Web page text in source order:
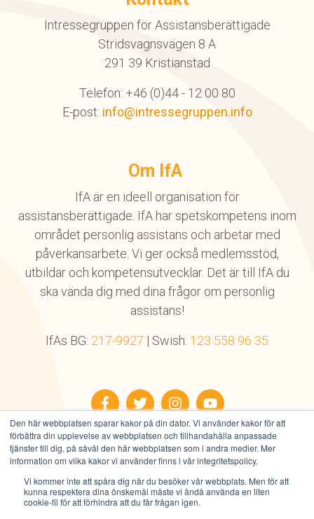
Den här webbplatsen sparar kakor på din dator. Vi använder kakor för att
förbättra din upplevelse av webbplatsen och tillhandahålla anpassade
tjänster till dig, på såväl den här webbplatsen som i andra medier. Mer
information om vilka kakor vi använder finns i vår integritetspolicy.
Vi kommer inte att spåra dig när du besöker vår webbplats. Men för att
kunna respektera dina önskemål måste vi ändå använda en liten
cookie-fil för att förhindra att du får frågan igen.
Intressegruppen för Assistansberättigade
Stridsvagnsvägen 8 A
291 39 Kristianstad
Telefon: +46 (0)44 - 12 00 80
E-post: info@intressegruppen.info
Om IfA
IfA är en ideell organisation för
assistansberättigade. IfA har spetskompetens inom
området personlig assistans och arbetar med
påverkansarbete. Vi ger också medlemsstöd,
utbildar och kompetensutvecklar. Det är till IfA du
ska vända dig med dina frågor om personlig
assistans!
IfAs BG: 217-9927 | Swish: 123 558 96 35
FacebookTwitterInstagramYouTube
Alla rättigheter reserverade © IfA 2026
Integritetspolicy|Användarvillkor